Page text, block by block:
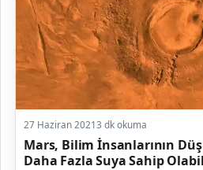
27 Haziran 20213 dk okuma
Mars, Bilim İnsanlarının
Daha Fazla Suya Sahip